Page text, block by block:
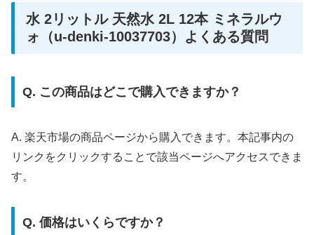
水 2リットル 天然水 2L 12本 ミネラルウ
ォ（u-denki-10037703）よくある質問
Q. この商品はどこで購入できますか？
A. 楽天市場の商品ページから購入できます。本記事内の
リンクをクリックすることで該当ページへアクセスできま
す。
Q. 価格はいくらですか？